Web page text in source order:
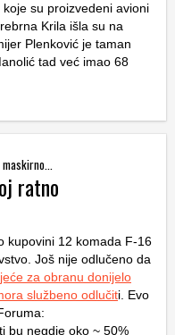
su proizvedeni avioni
Krila išla su na
Plenković je taman
tad već imao 68
maskirno...
ratno
kupovini 12 komada F-16
Još nije odlučeno da
za obranu donijelo
službeno odlučiti. Evo
bu negdje oko ~ 50%